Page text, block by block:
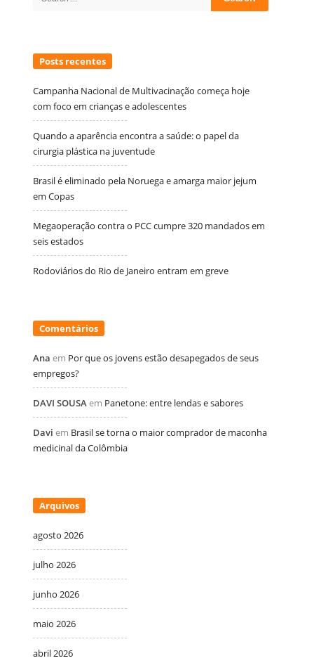
Posts recentes
Campanha Nacional de Multivacinação começa hoje
com foco em crianças e adolescentes
Quando a aparência encontra a saúde: o papel da
cirurgia plástica na juventude
Brasil é eliminado pela Noruega e amarga maior jejum
em Copas
Megaoperação contra o PCC cumpre 320 mandados em
seis estados
Rodoviários do Rio de Janeiro entram em greve
Comentários
Ana em Por que os jovens estão desapegados de seus
empregos?
DAVI SOUSAem Panetone: entre lendas e sabores
Davi em Brasil se torna o maior comprador de maconha
medicinal da Colômbia
Arquivos
agosto 2026
julho 2026
junho 2026
maio 2026
abril 2026